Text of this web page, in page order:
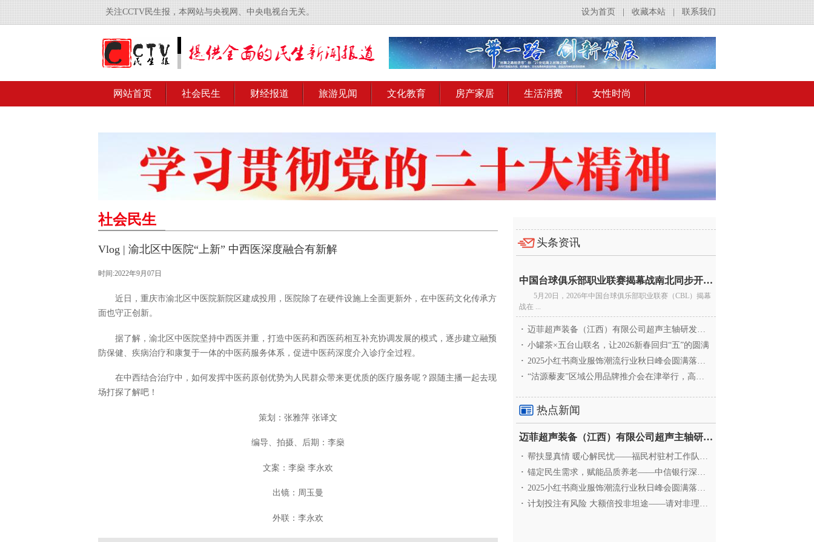
关注CCTV民生报，本网站与央视网、中央电视台无关。 联系我们
收藏本站
设为首页
网站首页 社会民生 财经报道 旅游见闻 文化教育 房产家居 生活消费 女性时尚
社会民生
Vlog | 渝北区中医院“上新” 中西医深度融合有新解
时间:2022年9月07日
近日，重庆市渝北区中医院新院区建成投用，医院除了在硬件设施上全面更新外，在中医药文化传承方
面也守正创新。
据了解，渝北区中医院坚持中西医并重，打造中医药和西医药相互补充协调发展的模式，逐步建立融预
防保健、疾病治疗和康复于一体的中医药服务体系，促进中医药深度介入诊疗全过程。
在中西结合治疗中，如何发挥中医药原创优势为人民群众带来更优质的医疗服务呢？跟随主播一起去现
场打探了解吧！
策划：张雅萍 张译文
编导、拍摄、后期：李燊
文案：李燊 李永欢
出镜：周玉曼
外联：李永欢
头条资讯
中国台球俱乐部职业联赛揭幕战南北同步开杆 首届CBL
5月20日，2026年中国台球俱乐部职业联赛（CBL）揭幕
战在 ...
· 迈菲超声装备（江西）有限公司超声主轴研发和生产项
· 小罐茶×五台山联名，让2026新春回归“五”的圆满
· 2025小红书商业服饰潮流行业秋日峰会圆满落幕，携手
· “沽源藜麦”区域公用品牌推介会在津举行，高蛋白产业
热点新闻
迈菲超声装备（江西）有限公司超声主轴研发和生产项
· 帮扶显真情 暖心解民忧——福民村驻村工作队与村委心系
· 锚定民生需求，赋能品质养老——中信银行深圳分行养老
· 2025小红书商业服饰潮流行业秋日峰会圆满落幕，携手
· 计划投注有风险 大额倍投非坦途——请对非理性购彩说“